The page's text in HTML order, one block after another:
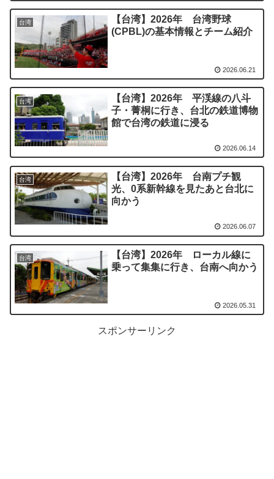
台湾
【台湾】2026年 台湾野球
(CPBL)の基本情報とチーム紹介
2026.06.21
台湾
【台湾】2026年 平渓線の八斗
子・菁桐に行き、台北の鉄道博物
館で台湾の鉄道に浸る
2026.06.14
台湾
【台湾】2026年 台南プチ観
光、0系新幹線を見たあと台北に
向かう
2026.06.07
台湾
【台湾】2026年 ローカル線に
乗って集集に行き、台南へ向かう
2026.05.31
スポンサーリンク